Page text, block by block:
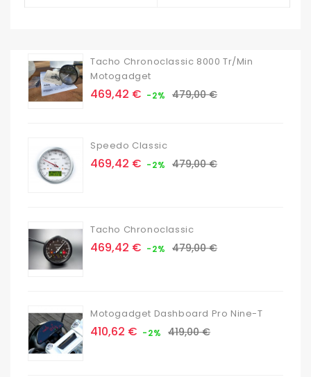
Tacho Chronoclassic 8000 Tr/min
Motogadget
Prix
469,42 € -2% Prix
479,00 €
Speedo Classic
Prix
469,42 € -2% Prix
479,00 €
Tacho Chronoclassic
Prix
469,42 € -2% Prix
479,00 €
Motogadget Dashboard Pro Nine-T
Prix
410,62 € -2% Prix
419,00 €